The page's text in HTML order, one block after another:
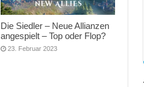
Die Siedler – Neue Allianzen
angespielt – Top oder Flop?
23. Februar 2023